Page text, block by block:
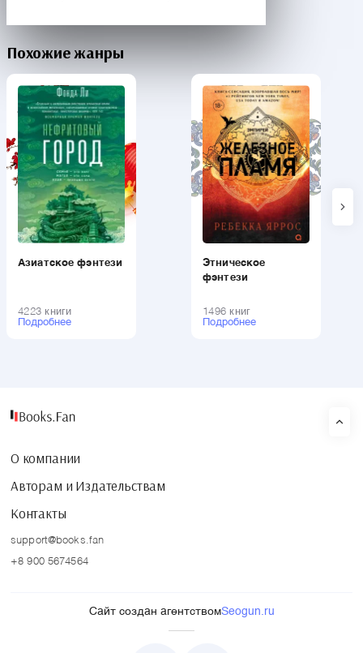
Похожие жанры
Азиатское фэнтези
4223 книги
Подробнее
Этническое
фэнтези
1496 книг
Подробнее
О компании
Авторам и Издательствам
Контакты
support@books.fan
+8 900 5674564
Сайт создан агентствомSeogun.ru